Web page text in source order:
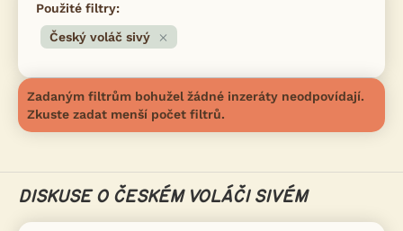
Použité filtry:
Český voláč sivý
Zadaným filtrům bohužel žádné inzeráty neodpovídají.
Zkuste zadat menší počet filtrů.
DISKUSE O ČESKÉM VOLÁČI SIVÉM